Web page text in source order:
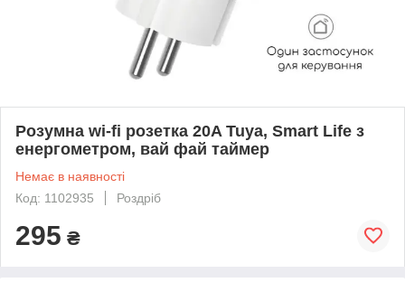
Розумна wi-fi розетка 20A Tuya, Smart Life з
енергометром, вай фай таймер
Немає в наявності
Код: 1102935
Роздріб
295 ₴